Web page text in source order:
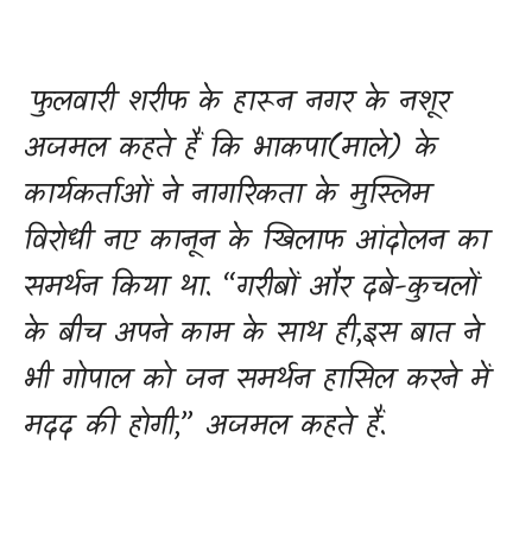
फुलवारी शरीफ के हारून नगर के नशूर
अजमल कहते हैं कि भाकपा(माले) के
कार्यकर्ताओं ने नागरिकता के मुस्लिम
विरोधी नए कानून के खिलाफ आंदोलन का
समर्थन किया था. “गरीबों और दबे-कुचलों
के बीच अपने काम के साथ ही,इस बात ने
भी गोपाल को जन समर्थन हासिल करने में
मदद की होगी,” अजमल कहते हैं.